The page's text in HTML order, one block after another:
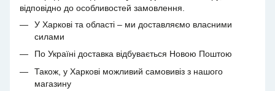
відповідно до особливостей замовлення.
У Харкові та області – ми доставляємо власними
силами
По Україні доставка відбувається Новою Поштою
Також, у Харкові можливий самовивіз з нашого
магазину